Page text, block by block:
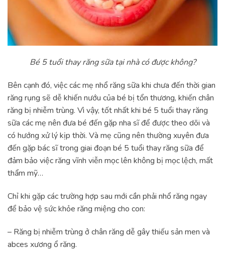
Bé 5 tuổi thay răng sữa tại nhà có được không?
Bên cạnh đó, việc các mẹ nhổ răng sữa khi chưa đến thời gian
răng rụng sẽ dễ khiến nướu của bé bị tổn thương, khiến chân
răng bị nhiễm trùng. Vì vậy, tốt nhất khi bé 5 tuổi thay răng
sữa các mẹ nên đưa bé đến gặp nha sĩ để được theo dõi và
có hướng xử lý kịp thời. Và mẹ cũng nên thường xuyên đưa
đến gặp bác sĩ trong giai đoạn bé 5 tuổi thay răng sữa để
đảm bảo việc răng vĩnh viễn mọc lên không bị mọc lệch, mất
thẩm mỹ…
Chỉ khi gặp các trường hợp sau mới cần phải nhổ răng ngay
để bảo vệ sức khỏe răng miệng cho con:
– Răng bị nhiễm trùng ở chân răng dễ gây thiếu sản men và
abces xương ổ răng.